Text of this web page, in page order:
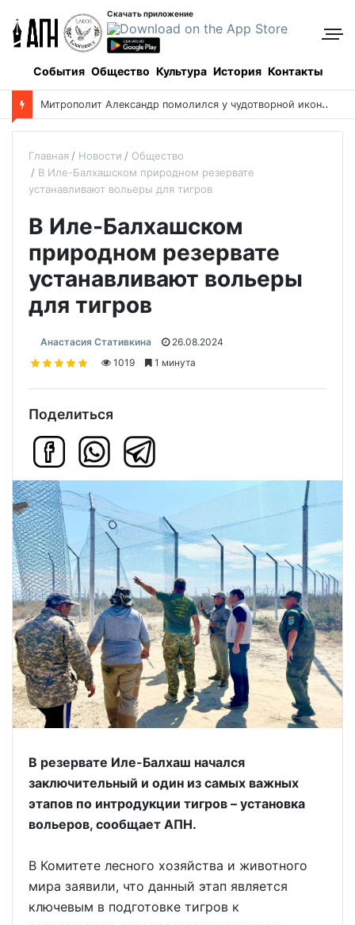
Скачать приложение
События Общество Культура История Контакты
М
итрополит Александр помолился у чудотворной иконы о благополучии Казахстана
Главная Новости
Общество
В Иле-Балхашском природном резервате
устанавливают вольеры для тигров
В Иле-Балхашском
природном резервате
устанавливают вольеры
для тигров
Анастасия Стативкина
26.08.2024
1019
1 минута
Поделиться
В резервате Иле-Балхаш начался
заключительный и один из самых важных
этапов по интродукции тигров – установка
вольеров, сообщает АПН.
В Комитете лесного хозяйства и животного
мира заявили, что данный этап является
ключевым в подготовке тигров к